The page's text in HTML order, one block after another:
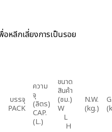
อหลีกเลี่ยงการเป็นรอย
บรรจุ
PACK
ความ
จุ
(ลิตร)
CAP.
(L.)
ขนาด
สินค้า
(ซม.)
W
L
H
N.W.
(kg.)